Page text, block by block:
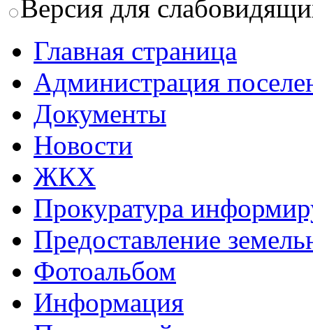
Версия для
Главная страница
Администрация
Документы
Новости
ЖКХ
Прокуратура
Предоставление
Фотоальбом
Информация